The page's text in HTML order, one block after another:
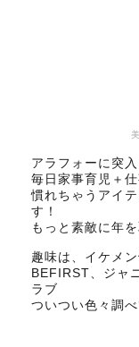
アラフォーに突
毎日家事育児＋
慣れちゃうアイ
す！
もっと素敵に年
趣味は、イケメ
BEFIRST、ジャ
ラブ
ついつい色々調